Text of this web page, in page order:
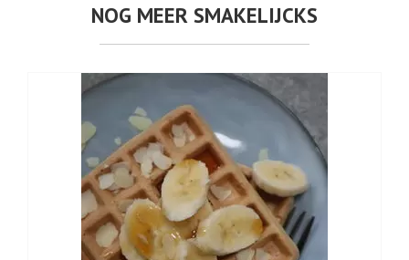
NOG MEER SMAKELIJCKS